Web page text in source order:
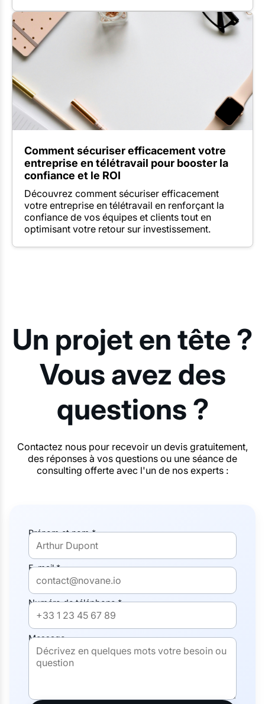
Comment sécuriser efficacement votre
entreprise en télétravail pour booster la
confiance et le ROI
Découvrez comment sécuriser efficacement
votre entreprise en télétravail en renforçant la
confiance de vos équipes et clients tout en
optimisant votre retour sur investissement.
Un projet en tête ?
Vous avez des
questions ?
Contactez nous pour recevoir un devis gratuitement,
des réponses à vos questions ou une séance de
consulting offerte avec l'un de nos experts :
Prénom et nom *
E-mail *
Numéro de téléphone *
Message